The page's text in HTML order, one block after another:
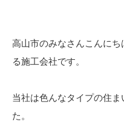
高山市のみなさんこんに
る施工会社です。
当社は色んなタイプの住
た。